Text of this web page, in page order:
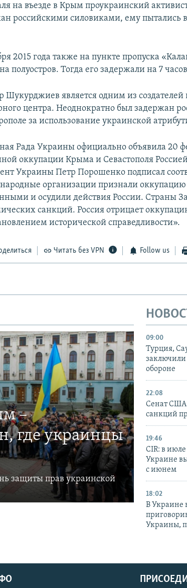
на въезде в Крым проукраинский
российскими силовиками, ему пытались
2015 года также на пункте пропуска
полуостров. Тогда его задержали на 7
Шукурджиев является одним из
центра. Неоднократно был задержан
за использование украинской
Рада Украины официально объявила 20
оккупации Крыма и Севастополя
Украины Петр Порошенко подписал
организации признали
и осудили действия России. Страны
санкций. Россия отрицает
исторической справедливости».
Читать без VPN Follow us
–
где украинцы
защиты прав украинской
09:00
Турция,
заключили
обороне
22:08
Сенат США
санкций
19:46
CIR: в
Украине
с июнем
18:02
В Украине
Украины,